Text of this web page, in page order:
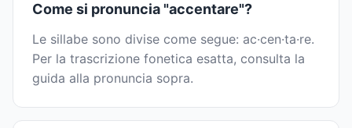
Come si pronuncia "accentare"?
Le sillabe sono divise come segue: ac·cen·ta·re.
Per la trascrizione fonetica esatta, consulta la
guida alla pronuncia sopra.